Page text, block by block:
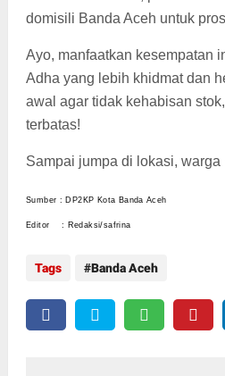
domisili Banda Aceh untuk
Ayo, manfaatkan kesempatan
Adha yang lebih khidmat dan
awal agar tidak kehabisan
terbatas!
Sampai jumpa di lokasi, warga
Sumber : DP2KP Kota Banda Aceh
Editor : Redaksi/safrina
Tags Banda Aceh